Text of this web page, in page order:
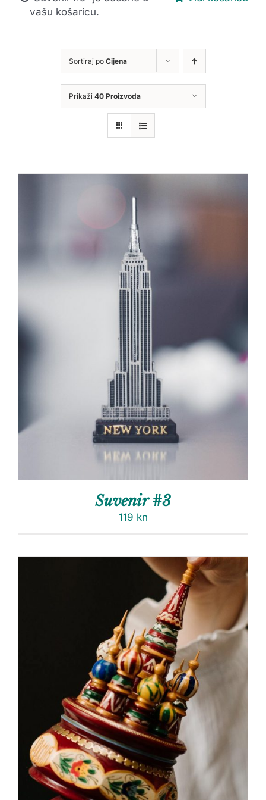
vašu košaricu.
Sortiraj po Cijena
Prikaži 40 Proizvoda
Suvenir #3
119 kn